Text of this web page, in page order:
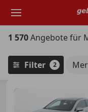
Hauptinhalt
1 570Angebote für
Filter 2